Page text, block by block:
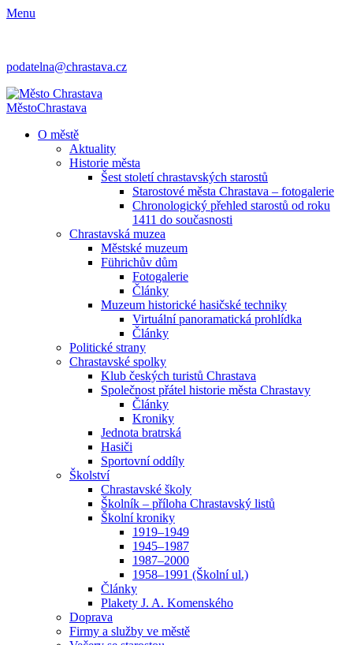
Menu
podatelna@chrastava.cz
MěstoChrastava
O městě
Aktuality
Historie města
Šest století chrastavských starostů
Starostové města Chrastava – fotogalerie
Chronologický přehled starostů od roku
1411 do současnosti
Chrastavská muzea
Městské muzeum
Führichův dům
Fotogalerie
Články
Muzeum historické hasičské techniky
Virtuální panoramatická prohlídka
Články
Politické strany
Chrastavské spolky
Klub českých turistů Chrastava
Společnost přátel historie města Chrastavy
Články
Kroniky
Jednota bratrská
Hasiči
Sportovní oddíly
Školství
Chrastavské školy
Školník – příloha Chrastavský listů
Školní kroniky
1919–1949
1945–1987
1987–2000
1958–1991 (Školní ul.)
Články
Plakety J. A. Komenského
Doprava
Firmy a služby ve městě